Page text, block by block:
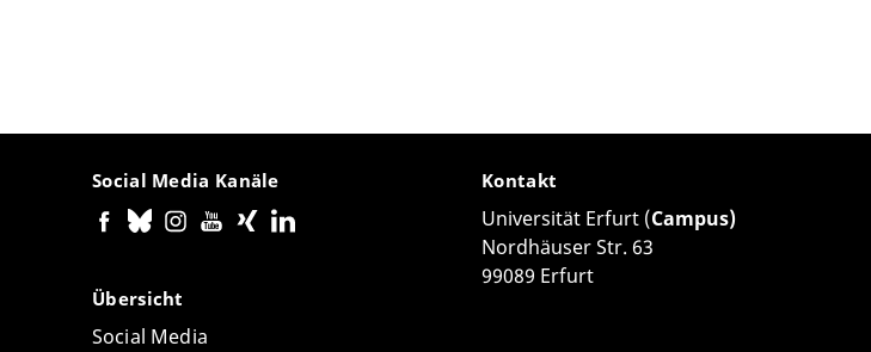
Social Media Kanäle
Übersicht
Social Media
Kontakt
Universität Erfurt (Campus)
Nordhäuser Str. 63
99089 Erfurt